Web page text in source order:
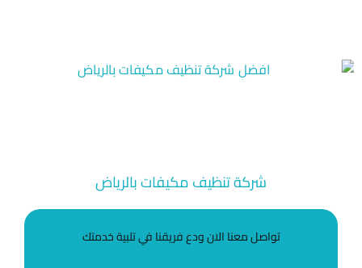
شركة تنظيف مكيفات بالرياض
تواصل معنا الان ودع فريقنا في تلبية خدمتك